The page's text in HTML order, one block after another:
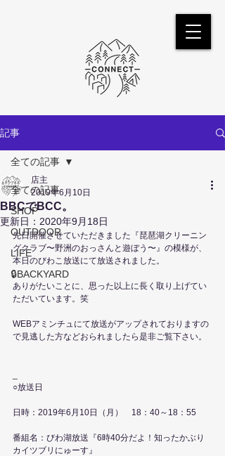
記事
全ての記事
SHOP
OUTDOOR
LIFE
🔒BACKYARD
全ての記事
BBCでBCC。
店主
2019年6月10日
更新日： 2020年9月18日
先日開催させていただきました『琵琶湖クリーニン
グクラブ〜野洲のおっさんと遊ぼう〜』の模様が、
本日のびわこ放送にて放送されました。
ありがたいことに、思った以上に長く取り上げてい
ただいています。笑
WEBアミンチュにて放送がアップされておりますの
で見逃した方などおられましたら是非ご覧下さい。
○放送日
日時：2019年6月10日（月）　18：40～18：55
番組名：びわ湖放送『6時40分だよ！知ったかぶり
カイツブリにゅーす』